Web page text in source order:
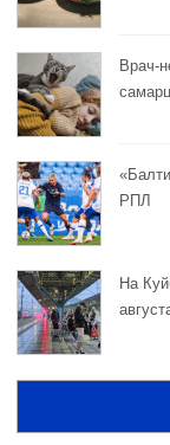
Врач-
РПЛ
На